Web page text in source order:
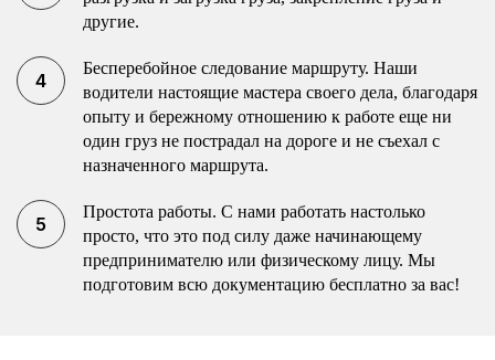
другие.
Бесперебойное следование маршруту. Наши
водители настоящие мастера своего дела, благодаря
опыту и бережному отношению к работе еще ни
один груз не пострадал на дороге и не съехал с
назначенного маршрута.
Простота работы. С нами работать настолько
просто, что это под силу даже начинающему
предпринимателю или физическому лицу. Мы
подготовим всю документацию бесплатно за вас!